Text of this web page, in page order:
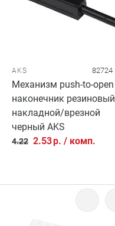
AKS 82724
Механизм push-to-open
наконечник резиновый
накладной/врезной
черный AKS
4.22 2.53р. / комп.